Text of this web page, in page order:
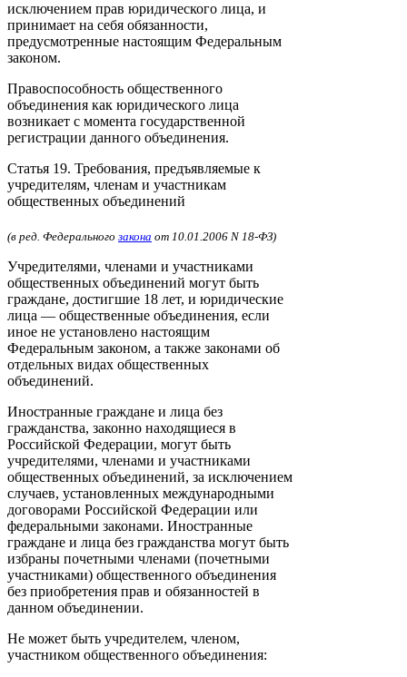
исключением прав юридического лица, и
принимает на себя обязанности,
предусмотренные настоящим Федеральным
законом.
Правоспособность общественного
объединения как юридического лица
возникает с момента государственной
регистрации данного объединения.
Статья 19. Требования, предъявляемые к
учредителям, членам и участникам
общественных объединений
(в ред. Федерального закона от 10.01.2006 N 18-ФЗ)
Учредителями, членами и участниками
общественных объединений могут быть
граждане, достигшие 18 лет, и юридические
лица — общественные объединения, если
иное не установлено настоящим
Федеральным законом, а также законами об
отдельных видах общественных
объединений.
Иностранные граждане и лица без
гражданства, законно находящиеся в
Российской Федерации, могут быть
учредителями, членами и участниками
общественных объединений, за исключением
случаев, установленных международными
договорами Российской Федерации или
федеральными законами. Иностранные
граждане и лица без гражданства могут быть
избраны почетными членами (почетными
участниками) общественного объединения
без приобретения прав и обязанностей в
данном объединении.
Не может быть учредителем, членом,
участником общественного объединения: